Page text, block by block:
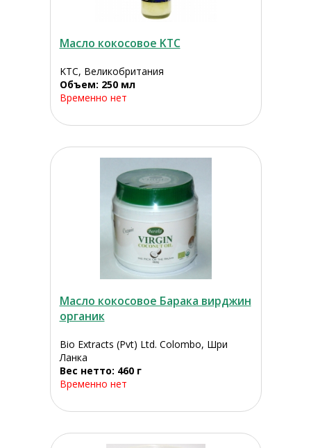
Масло кокосовое KTC
KTC, Великобритания
Объем: 250 мл
Временно нет
Масло кокосовое Барака вирджин
органик
Bio Extracts (Pvt) Ltd. Colombo, Шри
Ланка
Вес нетто: 460 г
Временно нет